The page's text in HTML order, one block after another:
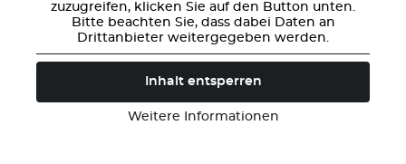
zuzugreifen, klicken Sie auf den Button unten.
Bitte beachten Sie, dass dabei Daten an
Drittanbieter weitergegeben werden.
Inhalt entsperren
Weitere Informationen